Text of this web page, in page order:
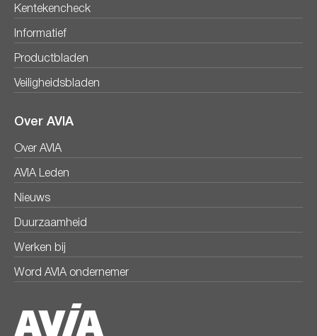
Kentekencheck
Informatief
Productbladen
Veiligheidsbladen
Over AVIA
Over AVIA
AVIA Leden
Nieuws
Duurzaamheid
Werken bij
Word AVIA ondernemer